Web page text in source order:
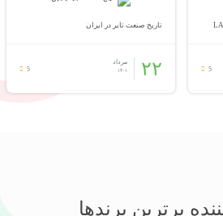
5
تاریخ صنعت تایر در ایران
۲۲ مرداد
۱۴۰۱ 5
برترین برندها